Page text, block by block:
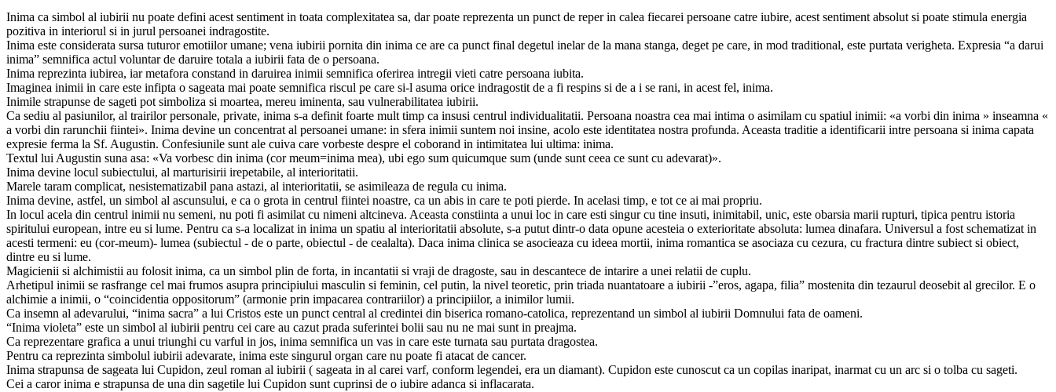
Inima ca simbol al iubirii nu poate defini acest sentiment in toata complexitatea sa, dar poate reprezenta un punct de reper in calea fiecarei persoane catre iubire, acest sentiment absolut si poate stimula energia
pozitiva in interiorul si in jurul persoanei indragostite.
Inima este considerata sursa tuturor emotiilor umane; vena iubirii pornita din inima ce are ca punct final degetul inelar de la mana stanga, deget pe care, in mod traditional, este purtata verigheta. Expresia “a darui
inima” semnifica actul voluntar de daruire totala a iubirii fata de o persoana.
Inima reprezinta iubirea, iar metafora constand in daruirea inimii semnifica oferirea intregii vieti catre persoana iubita.
Imaginea inimii in care este infipta o sageata mai poate semnifica riscul pe care si-l asuma orice indragostit de a fi respins si de a i se rani, in acest fel, inima.
Inimile strapunse de sageti pot simboliza si moartea, mereu iminenta, sau vulnerabilitatea iubirii.
Ca sediu al pasiunilor, al trairilor personale, private, inima s-a definit foarte mult timp ca insusi centrul individualitatii. Persoana noastra cea mai intima o asimilam cu spatiul inimii: «a vorbi din inima » inseamna «
a vorbi din rarunchii fiintei». Inima devine un concentrat al persoanei umane: in sfera inimii suntem noi insine, acolo este identitatea nostra profunda. Aceasta traditie a identificarii intre persoana si inima capata
expresie ferma la Sf. Augustin. Confesiunile sunt ale cuiva care vorbeste despre el coborand in intimitatea lui ultima: inima.
Textul lui Augustin suna asa: «Va vorbesc din inima (cor meum=inima mea), ubi ego sum quicumque sum (unde sunt ceea ce sunt cu adevarat)».
Inima devine locul subiectului, al marturisirii irepetabile, al interioritatii.
Marele taram complicat, nesistematizabil pana astazi, al interioritatii, se asimileaza de regula cu inima.
Inima devine, astfel, un simbol al ascunsului, e ca o grota in centrul fiintei noastre, ca un abis in care te poti pierde. In acelasi timp, e tot ce ai mai propriu.
In locul acela din centrul inimii nu semeni, nu poti fi asimilat cu nimeni altcineva. Aceasta constiinta a unui loc in care esti singur cu tine insuti, inimitabil, unic, este obarsia marii rupturi, tipica pentru istoria
spiritului european, intre eu si lume. Pentru ca s-a localizat in inima un spatiu al interioritatii absolute, s-a putut dintr-o data opune acesteia o exterioritate absoluta: lumea dinafara. Universul a fost schematizat in
acesti termeni: eu (cor-meum)- lumea (subiectul - de o parte, obiectul - de cealalta). Daca inima clinica se asocieaza cu ideea mortii, inima romantica se asociaza cu cezura, cu fractura dintre subiect si obiect,
dintre eu si lume.
Magicienii si alchimistii au folosit inima, ca un simbol plin de forta, in incantatii si vraji de dragoste, sau in descantece de intarire a unei relatii de cuplu.
Arhetipul inimii se rasfrange cel mai frumos asupra principiului masculin si feminin, cel putin, la nivel teoretic, prin triada nuantatoare a iubirii -”eros, agapa, filia” mostenita din tezaurul deosebit al grecilor. E o
alchimie a inimii, o “coincidentia oppositorum” (armonie prin impacarea contrariilor) a principiilor, a inimilor lumii.
Ca insemn al adevarului, “inima sacra” a lui Cristos este un punct central al credintei din biserica romano-catolica, reprezentand un simbol al iubirii Domnului fata de oameni.
“Inima violeta” este un simbol al iubirii pentru cei care au cazut prada suferintei bolii sau nu ne mai sunt in preajma.
Ca reprezentare grafica a unui triunghi cu varful in jos, inima semnifica un vas in care este turnata sau purtata dragostea.
Pentru ca reprezinta simbolul iubirii adevarate, inima este singurul organ care nu poate fi atacat de cancer.
Inima strapunsa de sageata lui Cupidon, zeul roman al iubirii ( sageata in al carei varf, conform legendei, era un diamant). Cupidon este cunoscut ca un copilas inaripat, inarmat cu un arc si o tolba cu sageti.
Cei a caror inima e strapunsa de una din sagetile lui Cupidon sunt cuprinsi de o iubire adanca si inflacarata.